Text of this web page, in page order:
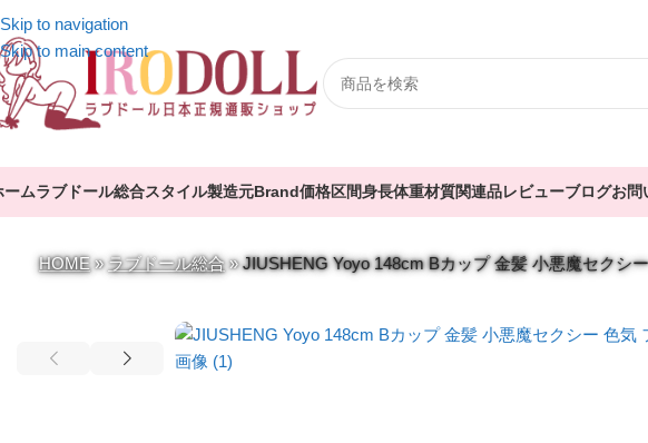
Skip to navigation
Skip to main content
ームラブドール総合スタイル製造元Brand価格区間身長体重材質関連品レビューブログお問
HOME»ラブドール総合»JIUSHENG Yoyo 148cm Bカップ 金髪 小悪魔セクシ